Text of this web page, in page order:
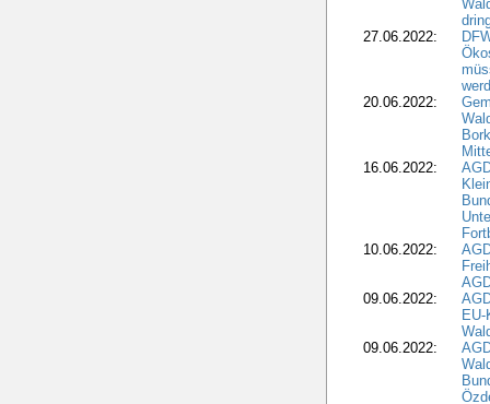
27.06.2022:
20.06.2022:
16.06.2022:
10.06.2022:
09.06.2022:
09.06.2022: